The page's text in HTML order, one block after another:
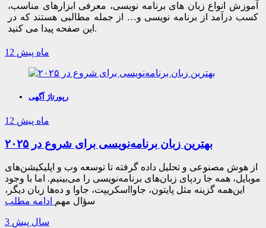
آموزش انواع زبان های برنامه نویسی، معرفی ابزارهای مناسب،
کسب درآمد از برنامه نویسی و… از جمله مطالبی هستند که در
این صفحه پیدا می کنید.
12 ماه پیش
رپورتاژ آگهی
12 ماه پیش
بهترین زبان برنامه‌نویسی برای شروع در ۲۰۲۵
از هوش مصنوعی و تحلیل داده گرفته تا توسعه وب و اپلیکیشن‌های
موبایل، همه جا ردپای زبان‌های برنامه‌نویسی را می‌بینیم. اما با وجود
این‌همه گزینه مثل پایتون، جاوااسکریپت، جاوا و ده‌ها زبان دیگر،
سؤال مهم ادامه مطلب
3 سال پیش